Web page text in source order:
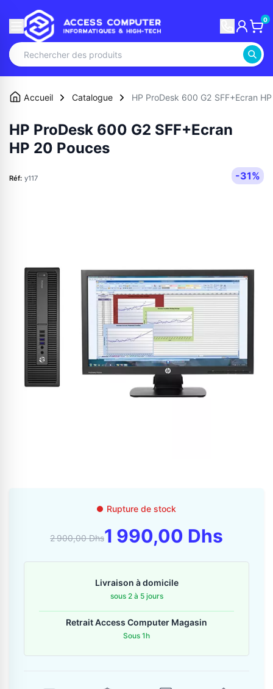
0
06 36 88 27 81
Envoyer un message
Accueil Catalogue HP ProDesk 600 G2 SFF+Ecran
HP ProDesk 600 G2 SFF+Ecran
HP 20 Pouces
Réf: y117 -31%
Rupture de stock
2 900,00 Dhs1 990,00 Dhs
Livraison à domicile
sous 2 à 5 jours
Retrait Access Computer Magasin
Sous 1h